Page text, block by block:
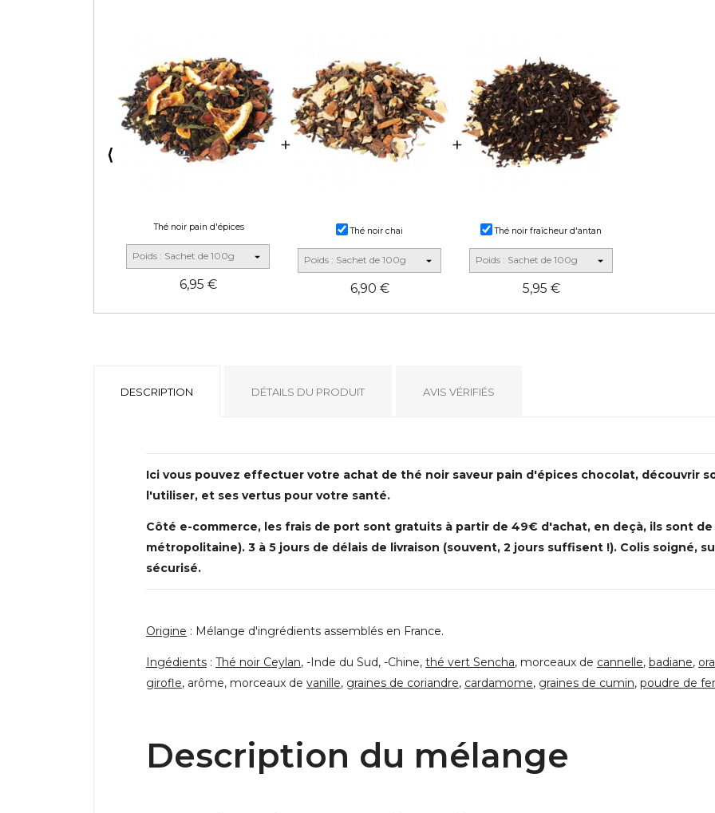
⟨
Thé noir pain d'épices
6,95 €
Thé noir chai
6,90 €
Thé noir fraîcheur d'antan
5,95 €
DESCRIPTION DÉTAILS DU PRODUIT AVIS VÉRIFIÉS
Ici vous pouvez effectuer votre achat de thé noir saveur pain d'épices chocolat, découvrir
l'utiliser, et ses vertus pour votre santé.
Côté e-commerce, les frais de port sont gratuits à partir de 49€ d'achat, en deçà, ils sont de
métropolitaine). 3 à 5 jours de délais de livraison (souvent, 2 jours suffisent !). Colis soigné,
sécurisé.
Origine : Mélange d'ingrédients assemblés en France.
Ingédients : Thé noir Ceylan, -Inde du Sud, -Chine, thé vert Sencha, morceaux de cannelle, badiane,
girofle, arôme, morceaux de vanille, graines de coriandre, cardamome, graines de cumin, poudre de
Description du mélange